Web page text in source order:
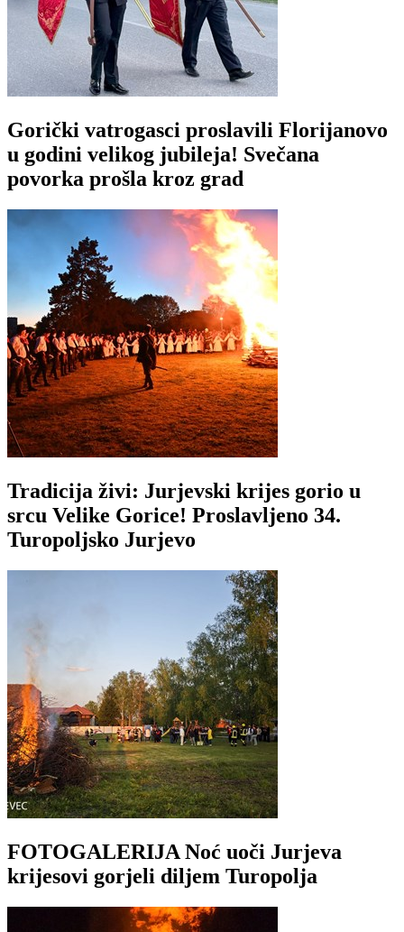
Gorički vatrogasci proslavili Florijanovo
u godini velikog jubileja! Svečana
povorka prošla kroz grad
Tradicija živi: Jurjevski krijes gorio u
srcu Velike Gorice! Proslavljeno 34.
Turopoljsko Jurjevo
FOTOGALERIJA Noć uoči Jurjeva
krijesovi gorjeli diljem Turopolja